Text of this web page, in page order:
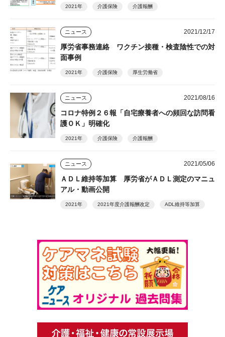
2021年 介護保険 介護報酬
ニュース 2021/12/17
厚労省事務連絡 ワクチン接種・検査陰性での対
面事例
2021年 介護保険 厚生労働省
ニュース 2021/08/16
コロナ特例２６報「自宅療養者への頻回な訪問看
護ＯＫ」明確化
2021年 介護保険 介護報酬
ニュース 2021/05/06
ＡＤＬ維持等加算 厚労省がＡＤＬ測定のマニュ
アル・動画公開
2021年 2021年度介護報酬改定 ADL維持等加算